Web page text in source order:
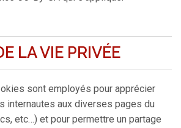
LA VIE PRIVÉE
sont employés pour apprécier
internautes aux diverses pages du
etc…) et pour permettre un partage